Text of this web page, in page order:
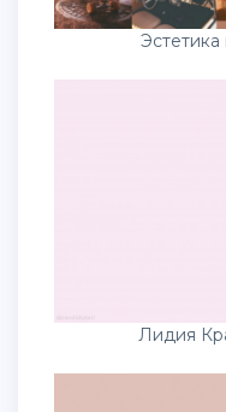
Лидия